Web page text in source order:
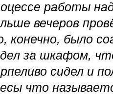
работы
вечеров
конечно, было
за шкафом,
сидел и
что